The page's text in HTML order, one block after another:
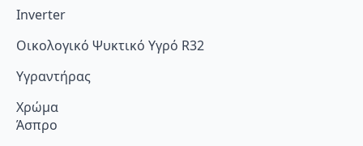
Inverter
Οικολογικό Ψυκτικό Υγρό R32
Υγραντήρας
Χρώμα
Άσπρο